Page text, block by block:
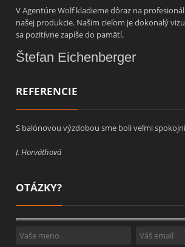
V Agentúre Wolf kladieme dôraz na
našej produkcie. Našim cieľom je dokonalý
sa pozitívne zapíše do pamätí.
Štefan Eichenberger
REFERENCIE
S balónovou výzdobou sme boli veľmi
J. Horváthová
OTÁZKY?